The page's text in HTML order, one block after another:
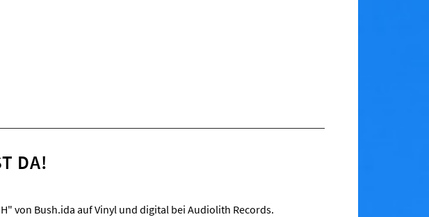
DA!
von Bush.ida auf Vinyl und digital bei Audiolith Records.